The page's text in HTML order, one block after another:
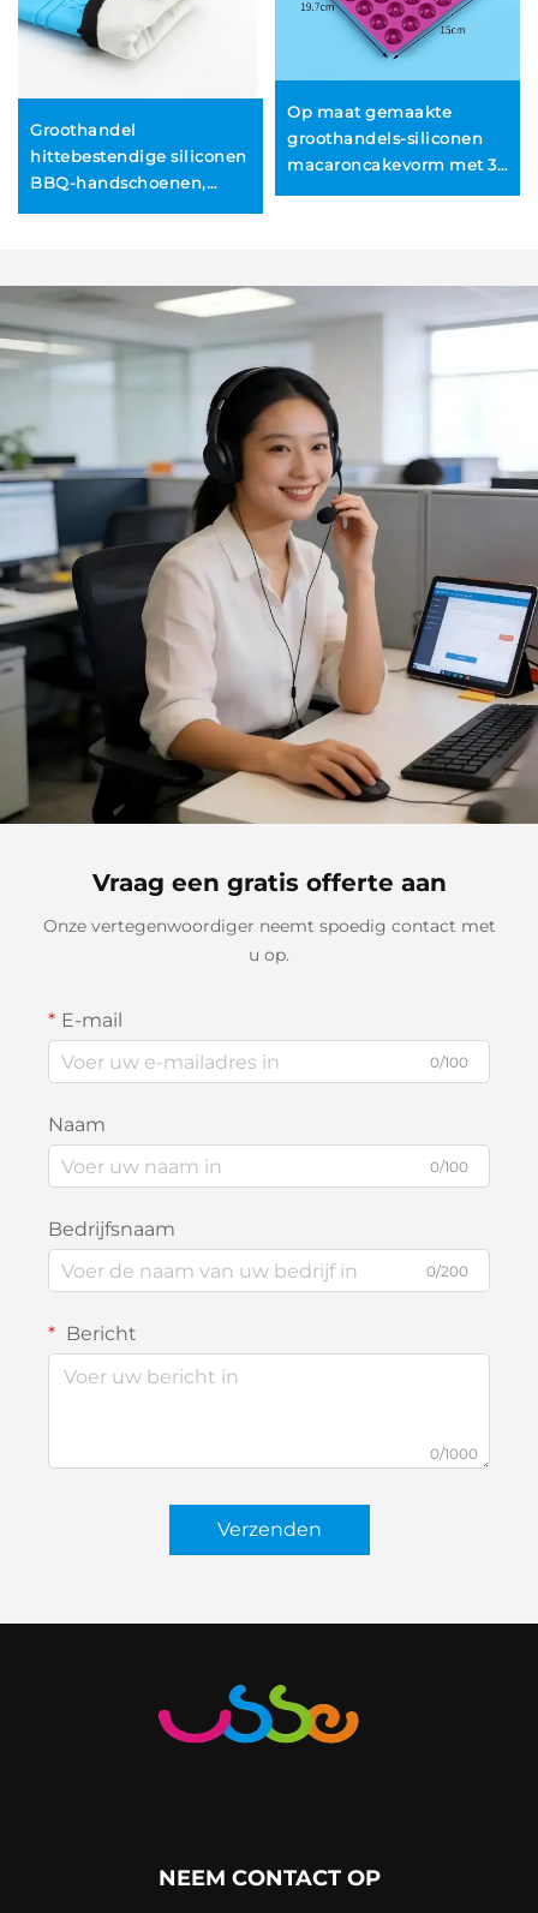
Groothandel
hittebestendige siliconen
BBQ-handschoenen,
aangepaste keukenkook-
handschoenen
Op maat gemaakte
groothandels-siliconen
macaroncakevorm met 30
enkelzijdig, DIY-
tafelkleed
Vraag een gratis offerte aan
Onze vertegenwoordiger neemt spoedig contact met
u op.
E-mail
0/100
Naam
0/100
Bedrijfsnaam
0/200
Bericht
0/1000
Verzenden
NEEM CONTACT OP